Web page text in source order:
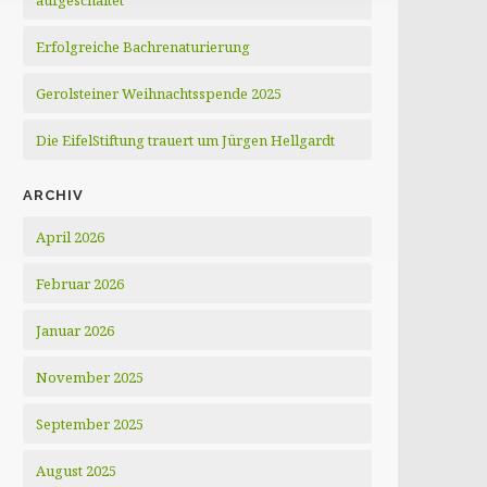
Erfolgreiche Bachrenaturierung
Gerolsteiner Weihnachtsspende 2025
Die EifelStiftung trauert um Jürgen Hellgardt
ARCHIV
April 2026
Februar 2026
Januar 2026
November 2025
September 2025
August 2025